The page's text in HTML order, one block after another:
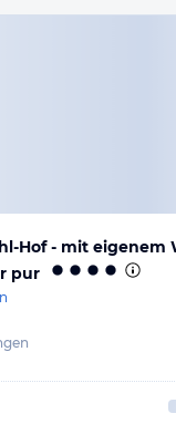
Hof - mit eigenem
pur